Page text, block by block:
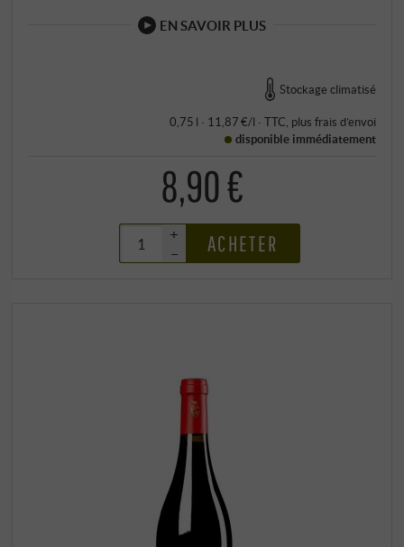
EN SAVOIR PLUS
Stockage climatisé
0,75 l · 11,87 €/l · TTC , plus frais d’envoi
disponible immédiatement
8,90 €
+
–
ACHETER